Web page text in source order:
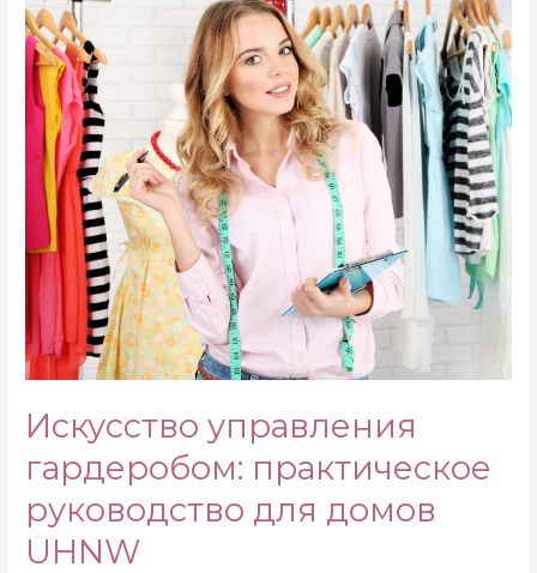
Искусство управления
гардеробом: практическое
руководство для домов
UHNW